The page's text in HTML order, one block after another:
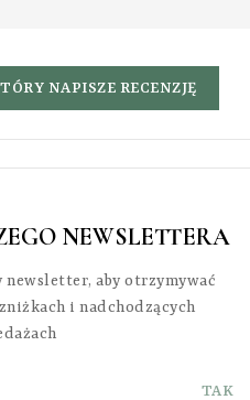
NAPISZE RECENZJĘ
NEWSLETTERA
newsletter, aby otrzymywać
i nadchodzących